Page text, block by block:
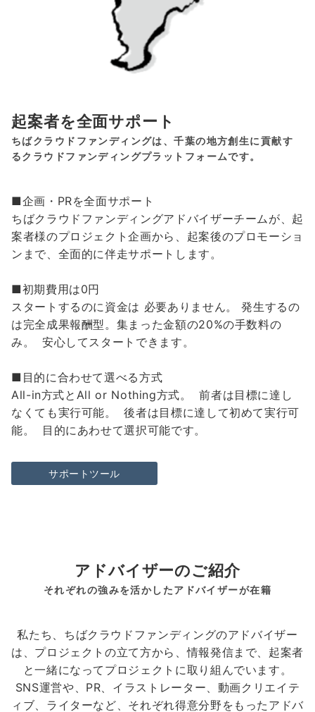
起案者を全面サポート
ちばクラウドファンディングは、千葉の地方創生に貢献す
るクラウドファンディングプラットフォームです。
■企画・PRを全面サポート
ちばクラウドファンディングアドバイザーチームが、起
案者様のプロジェクト企画から、起案後のプロモーショ
ンまで、全面的に伴走サポートします。
■初期費用は0円
スタートするのに資金は 必要ありません。 発生するの
は完全成果報酬型。集まった金額の20%の手数料の
み。 安心してスタートできます。
■目的に合わせて選べる方式
All-in方式とAll or Nothing方式。 前者は目標に達し
なくても実行可能。 後者は目標に達して初めて実行可
能。 目的にあわせて選択可能です。
サポートツール
アドバイザーのご紹介
それぞれの強みを活かしたアドバイザーが在籍
私たち、ちばクラウドファンディングのアドバイザー
は、プロジェクトの立て方から、情報発信まで、起案者
と一緒になってプロジェクトに取り組んでいます。
SNS運営や、PR、イラストレーター、動画クリエイテ
ィブ、ライターなど、それぞれ得意分野をもったアドバ